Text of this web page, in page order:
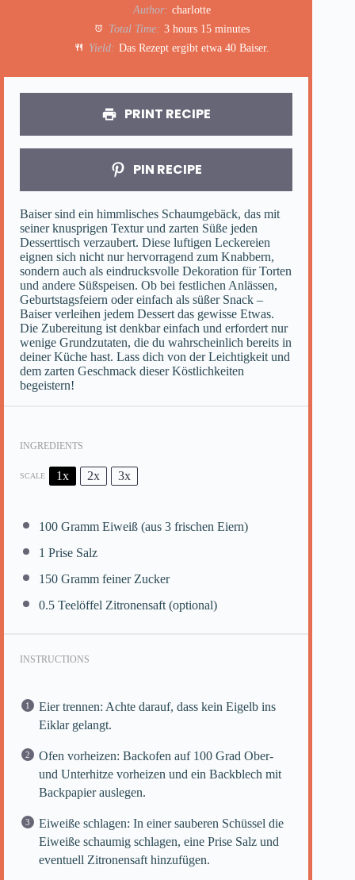
Author: charlotte
Total Time: 3 hours 15 minutes
Yield: Das Rezept ergibt etwa 40 Baiser.
PRINT RECIPE
PIN RECIPE
Baiser sind ein himmlisches Schaumgebäck, das mit
seiner knusprigen Textur und zarten Süße jeden
Desserttisch verzaubert. Diese luftigen Leckereien
eignen sich nicht nur hervorragend zum Knabbern,
sondern auch als eindrucksvolle Dekoration für Torten
und andere Süßspeisen. Ob bei festlichen Anlässen,
Geburtstagsfeiern oder einfach als süßer Snack –
Baiser verleihen jedem Dessert das gewisse Etwas.
Die Zubereitung ist denkbar einfach und erfordert nur
wenige Grundzutaten, die du wahrscheinlich bereits in
deiner Küche hast. Lass dich von der Leichtigkeit und
dem zarten Geschmack dieser Köstlichkeiten
begeistern!
INGREDIENTS
SCALE 1x 2x 3x
100 Gramm Eiweiß (aus 3 frischen Eiern)
1 Prise Salz
150 Gramm feiner Zucker
0.5 Teelöffel Zitronensaft (optional)
INSTRUCTIONS
Eier trennen: Achte darauf, dass kein Eigelb ins
Eiklar gelangt.
Ofen vorheizen: Backofen auf 100 Grad Ober-
und Unterhitze vorheizen und ein Backblech mit
Backpapier auslegen.
Eiweiße schlagen: In einer sauberen Schüssel die
Eiweiße schaumig schlagen, eine Prise Salz und
eventuell Zitronensaft hinzufügen.